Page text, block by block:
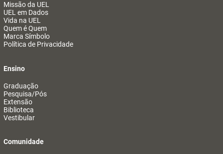
Missão da UEL
UEL em Dados
Vida na UEL
Quem é Quem
Marca Símbolo
Política de Privacidade
Ensino
Graduação
Pesquisa/Pós
Extensão
Biblioteca
Vestibular
Comunidade